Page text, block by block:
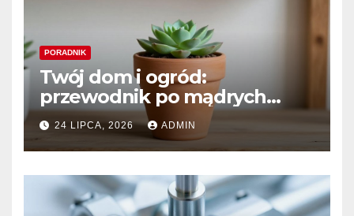
PORADNIK
Twój dom i ogród:
przewodnik po mądrych
wyborach i trwałym pięknie
24 LIPCA, 2026 ADMIN